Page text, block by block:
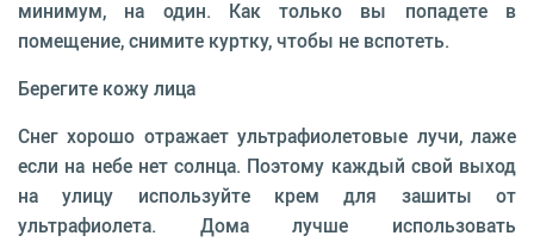
минимум, на один. Как только вы попадете в
помещение, снимите куртку, чтобы не вспотеть.
Берегите кожу лица
Снег хорошо отражает ультрафиолетовые лучи, лаже
если на небе нет солнца. Поэтому каждый свой выход
на улицу используйте крем для зашиты от
ультрафиолета. Дома лучше использовать